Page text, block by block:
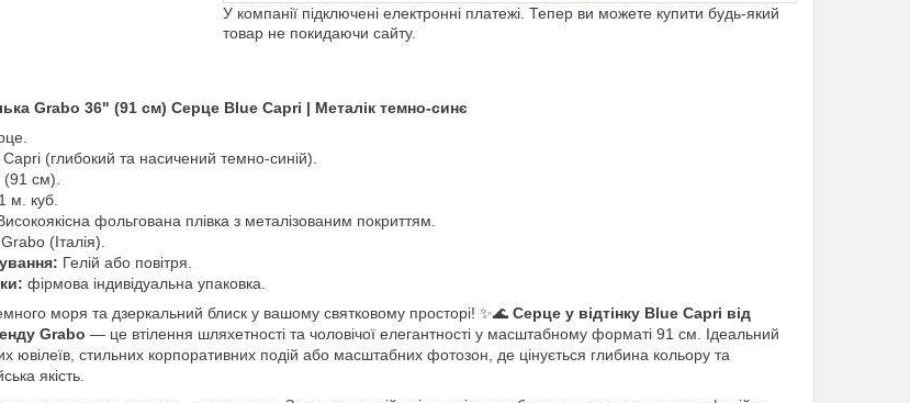
У компанії підключені електронні платежі. Тепер ви можете купити будь-який
товар не покидаючи сайту.
Grabo 36" (91 см) Серце Blue Capri | Металік темно-синє
(глибокий та насичений темно-синій).
(91 см).
м. куб.
фольгована плівка з металізованим покриттям.
Grabo (Італія).
Гелій або повітря.
фірмова індивідуальна упаковка.
моря та дзеркальний блиск у вашому святковому просторі! ✨🌊 Серце у відтінку Blue Capri від
Grabo — це втілення шляхетності та чоловічої елегантності у масштабному форматі 91 см. Ідеальний
ювілеїв, стильних корпоративних подій або масштабних фотозон, де цінується глибина кольору та
якість.